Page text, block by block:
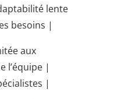
lente
besoins |
aux
l’équipe |
|